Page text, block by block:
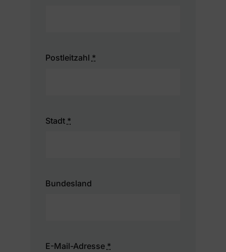
Postleitzahl *
Stadt *
Bundesland
E-Mail-Adresse *